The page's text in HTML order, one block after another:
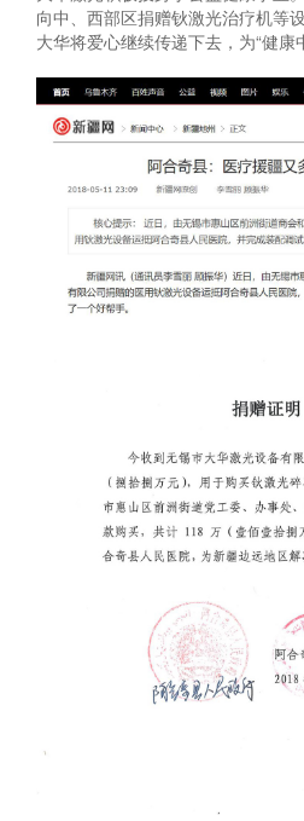
向中、西部区捐赠钬激光治疗机等
大华将爱心继续传递下去，为“健康